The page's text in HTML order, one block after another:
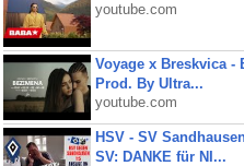
youtube.com
Voyage x Breskvica -
Prod. By Ultra...
youtube.com
HSV - SV
SV: DANKE für NI...